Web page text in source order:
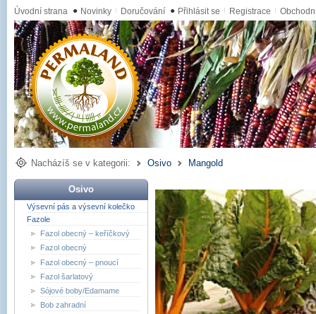
Úvodní strana ● Novinky Doručování ● Přihlásit se Registrace
Nacházíš se v kategorii: Osivo Mangold
Osivo
Výsevní pás a výsevní kolečko
Fazole
Fazol obecný – keříčkový
Fazol obecný
Fazol obecný – pnoucí
Fazol šarlatový
Sójové boby/Edamame
Bob zahradní